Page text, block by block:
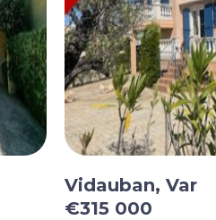
Vidauban, Var
€315 000